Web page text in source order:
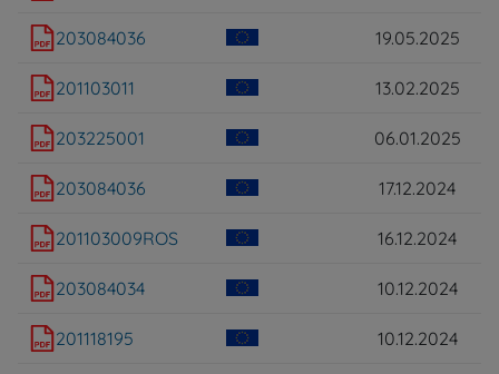
203084036 19.05.2025
201103011 13.02.2025
203225001 06.01.2025
203084036 17.12.2024
201103009ROS 16.12.2024
203084034 10.12.2024
201118195 10.12.2024